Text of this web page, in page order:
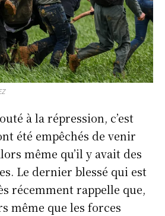
à la répression, c’est
été empêchés de venir
même qu’il y avait des
Le dernier blessé qui est
récemment rappelle que,
même que les forces